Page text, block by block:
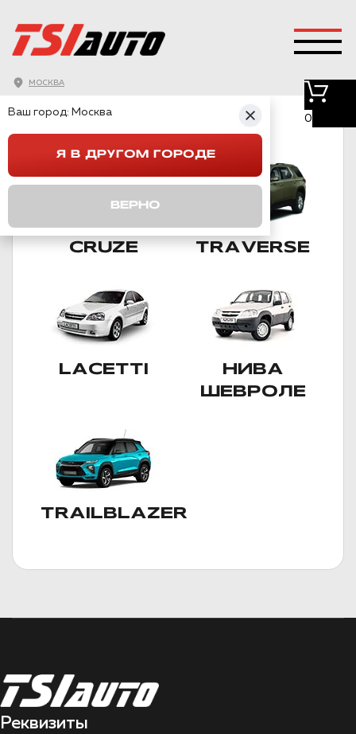
МОСКВА
0
ПОДКАТЕГОРИИ
CRUZE TRAVERSE
LACETTI
НИВА
ШЕВРОЛЕ
TRAILBLAZER
Реквизиты
Ваш город: Москва
Я В ДРУГОМ ГОРОДЕ
ВЕРНО